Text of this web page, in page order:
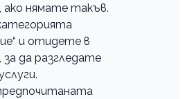
ако нямате такъв.
и отидете в
за да разгледате